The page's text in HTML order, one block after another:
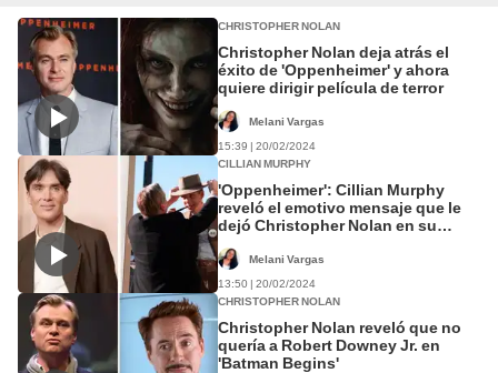
CHRISTOPHER NOLAN
Christopher Nolan deja atrás el
éxito de 'Oppenheimer' y ahora
quiere dirigir película de terror
Melani Vargas
15:39 | 20/02/2024
CILLIAN MURPHY
'Oppenheimer': Cillian Murphy
reveló el emotivo mensaje que le
dejó Christopher Nolan en su
Melani Vargas
13:50 | 20/02/2024
CHRISTOPHER NOLAN
Christopher Nolan reveló que no
quería a Robert Downey Jr. en
'Batman Begins'